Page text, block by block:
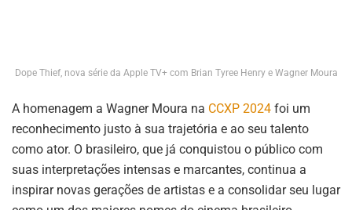
Tags: ccxp24 coletiva wagner moura